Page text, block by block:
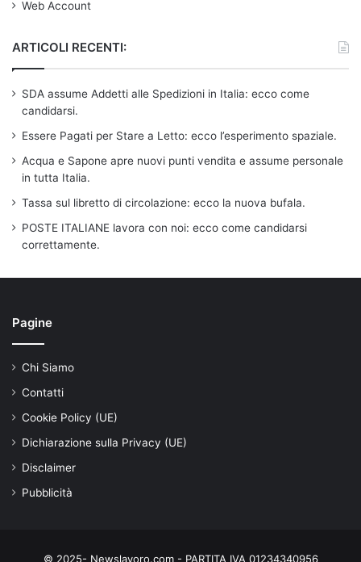
Web Account
ARTICOLI RECENTI:
SDA assume Addetti alle Spedizioni in Italia: ecco come
candidarsi.
Essere Pagati per Stare a Letto: ecco l’esperimento spaziale.
Acqua e Sapone apre nuovi punti vendita e assume personale
in tutta Italia.
Tassa sul libretto di circolazione: ecco la nuova bufala.
POSTE ITALIANE lavora con noi: ecco come candidarsi
correttamente.
Pagine
Chi Siamo
Contatti
Cookie Policy (UE)
Dichiarazione sulla Privacy (UE)
Disclaimer
Pubblicità
© 2025- Newslavoro.com - PARTITA IVA 01234340956